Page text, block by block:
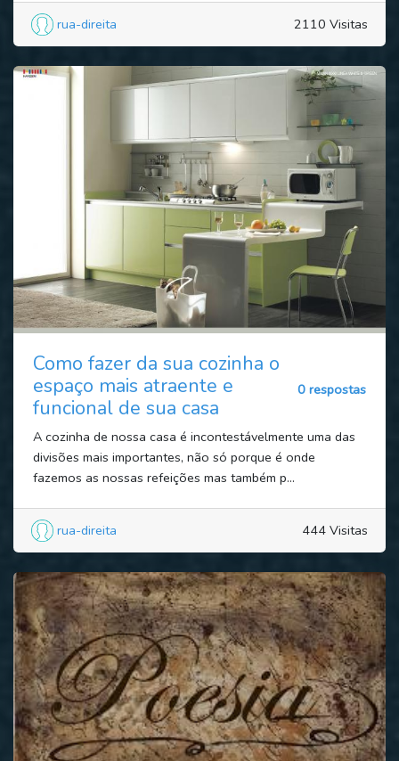
rua-direita 2110 Visitas
Como fazer da sua cozinha o
espaço mais atraente e
funcional de sua casa
0 respostas
A cozinha de nossa casa é incontestávelmente uma das
divisões mais importantes, não só porque é onde
fazemos as nossas refeições mas também p...
rua-direita 444 Visitas